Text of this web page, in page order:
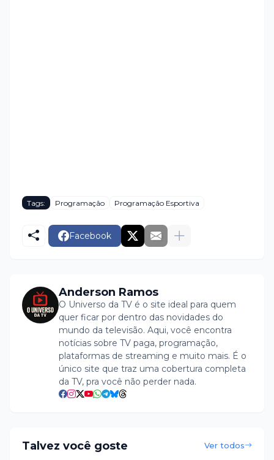
Tags: Programação Programação Esportiva
Facebook
Anderson Ramos
O Universo da TV é o site ideal para quem
quer ficar por dentro das novidades do
mundo da televisão. Aqui, você encontra
notícias sobre TV paga, programação,
plataformas de streaming e muito mais. É o
único site que traz uma cobertura completa
da TV, pra você não perder nada.
Talvez você goste Ver todos